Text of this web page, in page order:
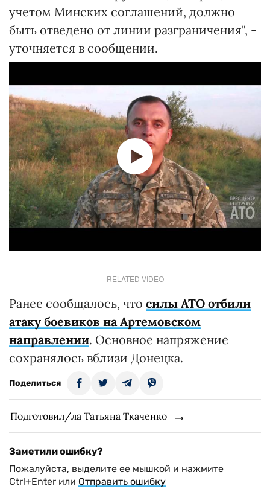
учетом Минских соглашений, должно
быть отведено от линии разграничения", -
уточняется в сообщении.
RELATED VIDEO
Ранее сообщалось, что силы АТО отбили
атаку боевиков на Артемовском
направлении. Основное напряжение
сохранялось вблизи Донецка.
Поделиться
Подготовил/ла Татьяна Ткаченко
Заметили ошибку?
Пожалуйста, выделите ее мышкой и нажмите
Ctrl+Enter или Отправить ошибку